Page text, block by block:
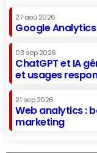
27 aoû 2026
Google Analytics
03 sep 2026
ChatGPT et IA
et usages
21 sep 2026
Web analytics :
marketing